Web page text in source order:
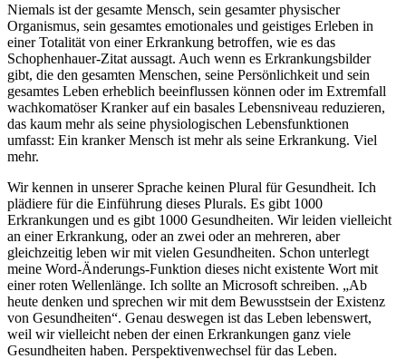
Niemals ist der gesamte Mensch, sein gesamter physischer
Organismus, sein gesamtes emotionales und geistiges Erleben in
einer Totalität von einer Erkrankung betroffen, wie es das
Schophenhauer-Zitat aussagt. Auch wenn es Erkrankungsbilder
gibt, die den gesamten Menschen, seine Persönlichkeit und sein
gesamtes Leben erheblich beeinflussen können oder im Extremfall
wachkomatöser Kranker auf ein basales Lebensniveau reduzieren,
das kaum mehr als seine physiologischen Lebensfunktionen
umfasst: Ein kranker Mensch ist mehr als seine Erkrankung. Viel
mehr.
Wir kennen in unserer Sprache keinen Plural für Gesundheit. Ich
plädiere für die Einführung dieses Plurals. Es gibt 1000
Erkrankungen und es gibt 1000 Gesundheiten. Wir leiden vielleicht
an einer Erkrankung, oder an zwei oder an mehreren, aber
gleichzeitig leben wir mit vielen Gesundheiten. Schon unterlegt
meine Word-Änderungs-Funktion dieses nicht existente Wort mit
einer roten Wellenlänge. Ich sollte an Microsoft schreiben. „Ab
heute denken und sprechen wir mit dem Bewusstsein der Existenz
von Gesundheiten“. Genau deswegen ist das Leben lebenswert,
weil wir vielleicht neben der einen Erkrankungen ganz viele
Gesundheiten haben. Perspektivenwechsel für das Leben.